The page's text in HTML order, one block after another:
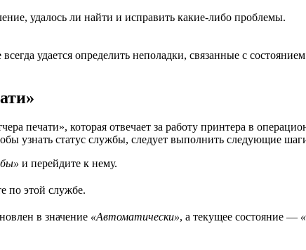
удалось ли найти и исправить какие-либо проблемы.
удается определить неполадки, связанные с
печати», которая отвечает за работу принтера в
узнать статус службы, следует выполнить следующие
и перейдите к нему.
по этой службе.
в значение «Автоматически», а текущее состояние —